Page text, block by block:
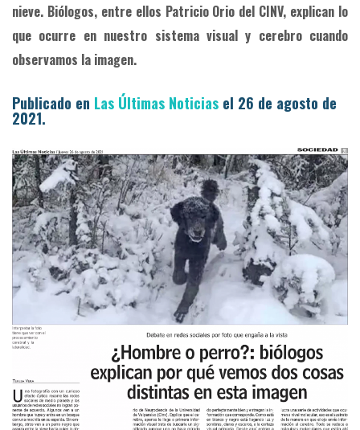
nieve. Biólogos, entre ellos Patricio Orio del CINV, explican lo
que ocurre en nuestro sistema visual y cerebro cuando
observamos la imagen.
Publicado en Las Últimas Noticias el 26 de agosto de
2021.